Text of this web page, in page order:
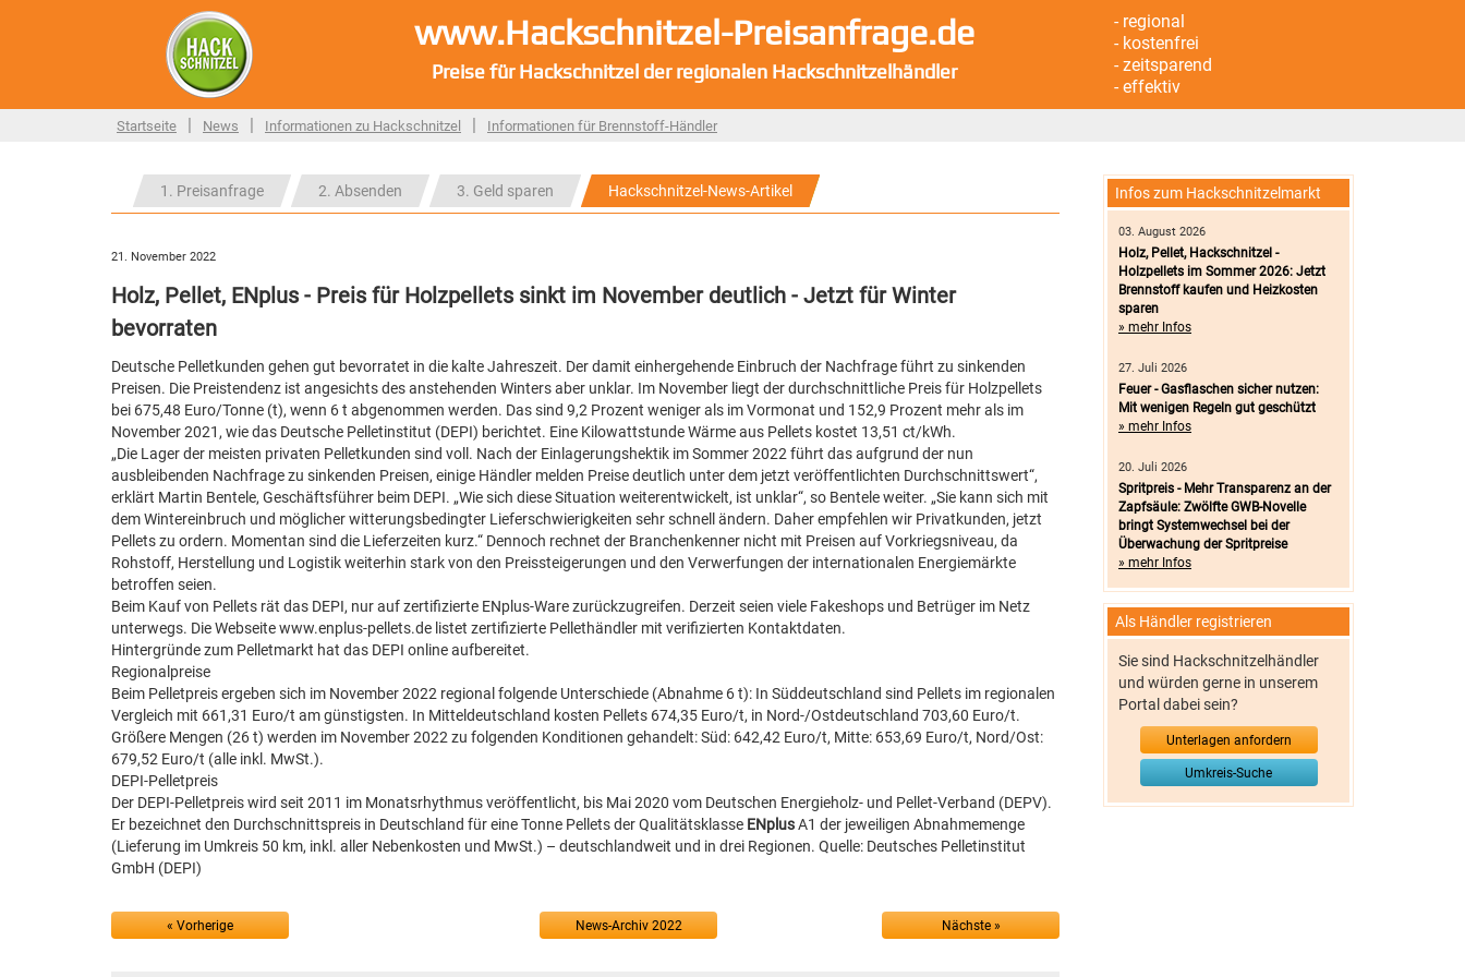
www.Hackschnitzel-Preisanfrage.de
Preise für Hackschnitzel der regionalen Hackschnitzelhändler
- regional
- kostenfrei
- zeitsparend
- effektiv
Startseite | News | Informationen zu Hackschnitzel | Informationen für Brennstoff-Händler
1. Preisanfrage 2. Absenden 3. Geld sparen Hackschnitzel-News-Artikel
21. November 2022
Holz, Pellet, ENplus - Preis für Holzpellets sinkt im November deutlich - Jetzt für Winter
bevorraten
Deutsche Pelletkunden gehen gut bevorratet in die kalte Jahreszeit. Der damit einhergehende Einbruch der Nachfrage führt zu sinkenden
Preisen. Die Preistendenz ist angesichts des anstehenden Winters aber unklar. Im November liegt der durchschnittliche Preis für Holzpellets
bei 675,48 Euro/Tonne (t), wenn 6 t abgenommen werden. Das sind 9,2 Prozent weniger als im Vormonat und 152,9 Prozent mehr als im
November 2021, wie das Deutsche Pelletinstitut (DEPI) berichtet. Eine Kilowattstunde Wärme aus Pellets kostet 13,51 ct/kWh.
„Die Lager der meisten privaten Pelletkunden sind voll. Nach der Einlagerungshektik im Sommer 2022 führt das aufgrund der nun
ausbleibenden Nachfrage zu sinkenden Preisen, einige Händler melden Preise deutlich unter dem jetzt veröffentlichten Durchschnittswert“,
erklärt Martin Bentele, Geschäftsführer beim DEPI. „Wie sich diese Situation weiterentwickelt, ist unklar“, so Bentele weiter. „Sie kann sich mit
dem Wintereinbruch und möglicher witterungsbedingter Lieferschwierigkeiten sehr schnell ändern. Daher empfehlen wir Privatkunden, jetzt
Pellets zu ordern. Momentan sind die Lieferzeiten kurz.“ Dennoch rechnet der Branchenkenner nicht mit Preisen auf Vorkriegsniveau, da
Rohstoff, Herstellung und Logistik weiterhin stark von den Preissteigerungen und den Verwerfungen der internationalen Energiemärkte
betroffen seien.
Beim Kauf von Pellets rät das DEPI, nur auf zertifizierte ENplus-Ware zurückzugreifen. Derzeit seien viele Fakeshops und Betrüger im Netz
unterwegs. Die Webseite www.enplus-pellets.de listet zertifizierte Pellethändler mit verifizierten Kontaktdaten.
Hintergründe zum Pelletmarkt hat das DEPI online aufbereitet.
Regionalpreise
Beim Pelletpreis ergeben sich im November 2022 regional folgende Unterschiede (Abnahme 6 t): In Süddeutschland sind Pellets im regionalen
Vergleich mit 661,31 Euro/t am günstigsten. In Mitteldeutschland kosten Pellets 674,35 Euro/t, in Nord-/Ostdeutschland 703,60 Euro/t.
Größere Mengen (26 t) werden im November 2022 zu folgenden Konditionen gehandelt: Süd: 642,42 Euro/t, Mitte: 653,69 Euro/t, Nord/Ost:
679,52 Euro/t (alle inkl. MwSt.).
DEPI-Pelletpreis
Der DEPI-Pelletpreis wird seit 2011 im Monatsrhythmus veröffentlicht, bis Mai 2020 vom Deutschen Energieholz- und Pellet-Verband (DEPV).
Er bezeichnet den Durchschnittspreis in Deutschland für eine Tonne Pellets der Qualitätsklasse ENplusA1 der jeweiligen Abnahmemenge
(Lieferung im Umkreis 50 km, inkl. aller Nebenkosten und MwSt.) – deutschlandweit und in drei Regionen. Quelle: Deutsches Pelletinstitut
GmbH (DEPI)
« Vorherige News-Archiv 2022 Nächste »
Infos zum Hackschnitzelmarkt
03. August 2026
Holz, Pellet, Hackschnitzel -
Holzpellets im Sommer 2026: Jetzt
Brennstoff kaufen und Heizkosten
sparen
» mehr Infos
27. Juli 2026
Feuer - Gasflaschen sicher nutzen:
Mit wenigen Regeln gut geschützt
» mehr Infos
20. Juli 2026
Spritpreis - Mehr Transparenz an der
Zapfsäule: Zwölfte GWB-Novelle
bringt Systemwechsel bei der
Überwachung der Spritpreise
» mehr Infos
Als Händler registrieren
Sie sind Hackschnitzelhändler
und würden gerne in unserem
Portal dabei sein?
Unterlagen anfordern
Umkreis-Suche